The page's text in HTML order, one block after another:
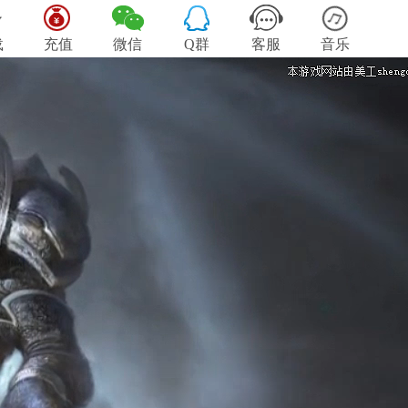
充值 微信 Q群 客服 音乐